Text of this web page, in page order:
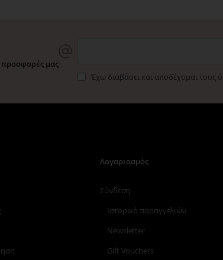
προσφορές μας
Έχω διαβάσει και αποδέχομαι τους
Λογαριασμός
Σύνδεση
Ιστορικό παραγγελιών
Newsletter
Gift Vouchers